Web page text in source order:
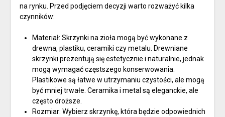
na rynku. Przed podjęciem decyzji warto rozważyć kilka
czynników:
Materiał: Skrzynki na zioła mogą być wykonane z
drewna, plastiku, ceramiki czy metalu. Drewniane
skrzynki prezentują się estetycznie i naturalnie, jednak
mogą wymagać częstszego konserwowania.
Plastikowe są łatwe w utrzymaniu czystości, ale mogą
być mniej trwałe. Ceramika i metal są eleganckie, ale
często droższe.
Rozmiar: Wybierz skrzynkę, która będzie odpowiednich